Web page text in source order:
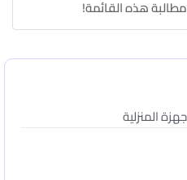
هذه القائمة!
المنزلية